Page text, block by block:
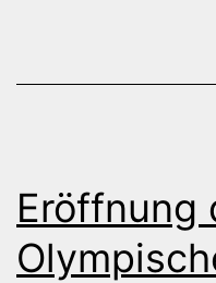
Eröffnung